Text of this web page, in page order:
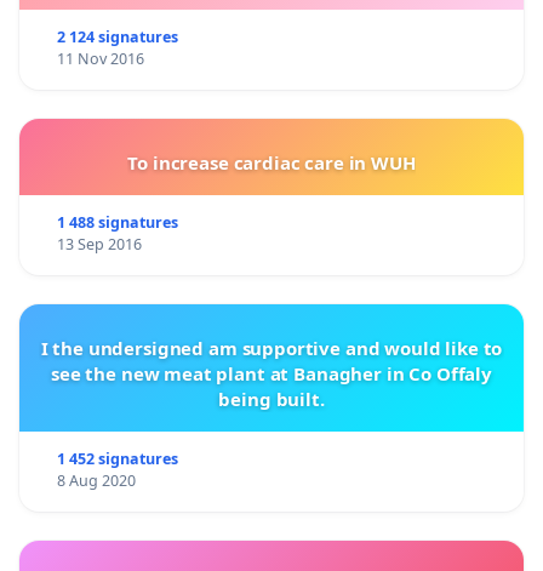
2 124 signatures
11 Nov 2016
To increase cardiac care in WUH
1 488 signatures
13 Sep 2016
I the undersigned am supportive and would like to
see the new meat plant at Banagher in Co Offaly
being built.
1 452 signatures
8 Aug 2020